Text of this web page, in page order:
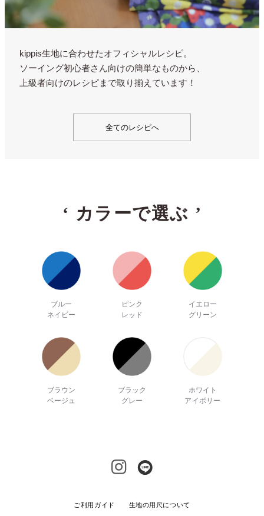
kippis生地に合わせたオフィシャルレシピ。
ソーイング初心者さん向けの簡単なものから、
上級者向けのレシピまで取り揃えています！
全てのレシピへ
‘ カラーで選ぶ ’
ブルー
ネイビー
ピンク
レッド
イエロー
グリーン
ブラウン
ベージュ
ブラック
グレー
ホワイト
アイボリー
ご利用ガイド 生地の用尺について